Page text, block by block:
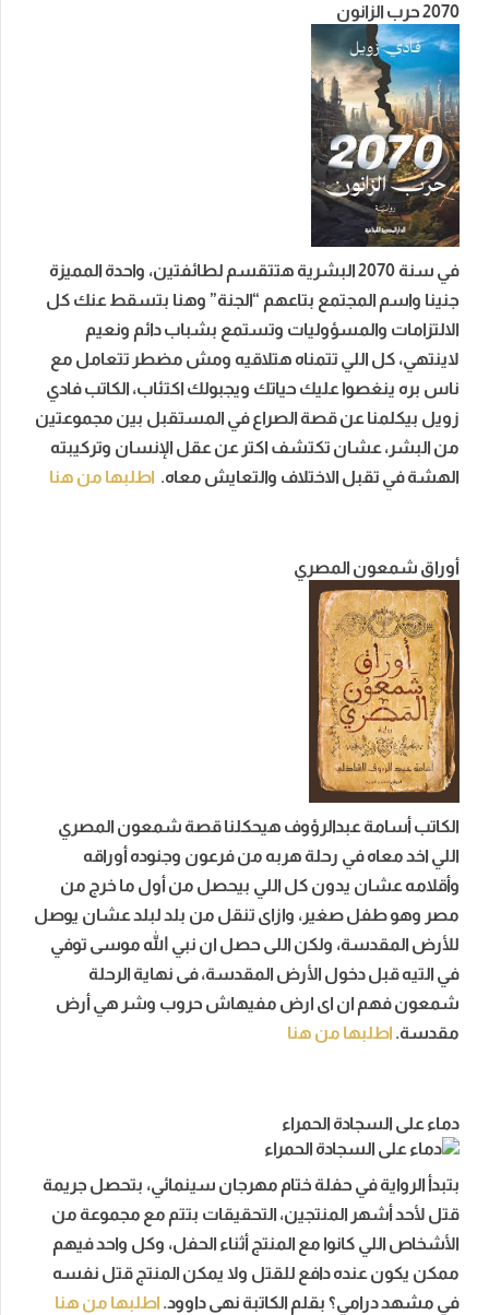
2070 حرب الزانون
في سنة 2070 البشرية هتتقسم لطائفتين، واحدة المميزة
جنينا واسم المجتمع بتاعهم “الجنة” وهنا بتسقط عنك كل
الالتزامات والمسؤوليات وتستمع بشباب دائم ونعيم
لاينتهي، كل اللي تتمناه هتلاقيه ومش مضطر تتعامل مع
ناس بره ينغصوا عليك حياتك ويجبولك اكتئاب، الكاتب فادي
زويل بيكلمنا عن قصة الصراع في المستقبل بين مجموعتين
من البشر، عشان تكتشف اكتر عن عقل الإنسان وتركيبته
الهشة في تقبل الاختلاف والتعايش معاه. اطلبها من هنا
أوراق شمعون المصري
الكاتب أسامة عبدالرؤوف هيحكلنا قصة شمعون المصري
اللي اخد معاه في رحلة هربه من فرعون وجنوده أوراقه
وأقلامه عشان يدون كل اللي بيحصل من أول ما خرج من
مصر وهو طفل صغير، وازاى تنقل من بلد لبلد عشان يوصل
للأرض المقدسة، ولكن اللى حصل ان نبي الله موسى توفي
في التيه قبل دخول الأرض المقدسة، فى نهاية الرحلة
شمعون فهم ان اى ارض مفيهاش حروب وشر هي أرض
مقدسة. اطلبها من هنا
دماء على السجادة الحمراء
بتبدأ الرواية في حفلة ختام مهرجان سينمائي، بتحصل جريمة
قتل لأحد أشهر المنتجين، التحقيقات بتتم مع مجموعة من
الأشخاص اللي كانوا مع المنتج أثناء الحفل، وكل واحد فيهم
ممكن يكون عنده دافع للقتل ولا يمكن المنتج قتل نفسه
في مشهد درامي؟ بقلم الكاتبة نهى داوود. اطلبها من هنا